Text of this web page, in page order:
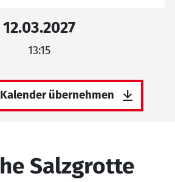
Salzgrotte
12.03.2027
13:15
übernehmen